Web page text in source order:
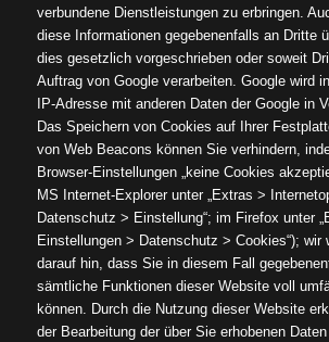
verbundene Dienstleistungen zu erbringen.
diese Informationen gegebenenfalls an Dritte
dies gesetzlich vorgeschrieben oder soweit
Auftrag von Google verarbeiten. Google wird
IP-Adresse mit anderen Daten der Google in
Das Speichern von Cookies auf Ihrer
von Web Beacons können Sie verhindern,
Browser-Einstellungen „keine Cookies
MS Internet-Explorer unter „Extras >
Datenschutz > Einstellung“; im Firefox unter
Einstellungen > Datenschutz > Cookies“); wir
darauf hin, dass Sie in diesem Fall
sämtliche Funktionen dieser Website voll
können. Durch die Nutzung dieser Website
der Bearbeitung der über Sie erhobenen